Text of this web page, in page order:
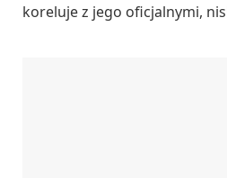
koreluje z jego oficjalnymi,